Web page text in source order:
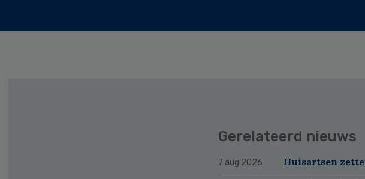
Gerelateerd nieuws
7 aug 2026 Huisartsen